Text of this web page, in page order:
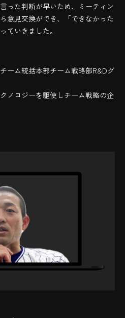
った判断が早いため、ミーティン
意見交換ができ、「できなかった
ていきました。
ーム統括本部チーム戦略部R&Dグ
ノロジーを駆使しチーム戦略の企